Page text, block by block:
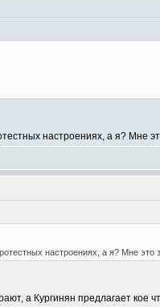
настроениях, а я? Мне
настроениях, а я? Мне это
а Кургинян предлагает кое